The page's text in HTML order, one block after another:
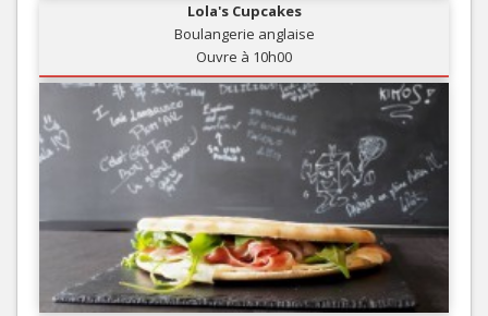
Lola's Cupcakes
Boulangerie anglaise
Ouvre à 10h00